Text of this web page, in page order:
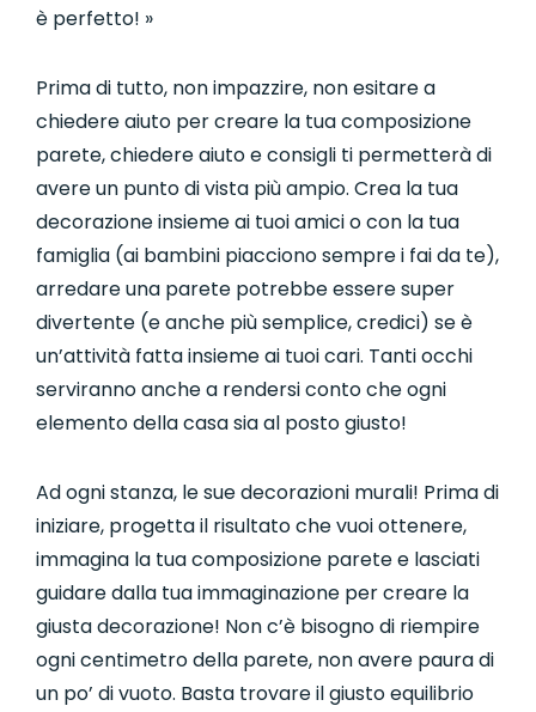
è perfetto! »
Prima di tutto, non impazzire, non esitare a
chiedere aiuto per creare la tua composizione
parete, chiedere aiuto e consigli ti permetterà di
avere un punto di vista più ampio. Crea la tua
decorazione insieme ai tuoi amici o con la tua
famiglia (ai bambini piacciono sempre i fai da te),
arredare una parete potrebbe essere super
divertente (e anche più semplice, credici) se è
un’attività fatta insieme ai tuoi cari. Tanti occhi
serviranno anche a rendersi conto che ogni
elemento della casa sia al posto giusto!
Ad ogni stanza, le sue decorazioni murali! Prima di
iniziare, progetta il risultato che vuoi ottenere,
immagina la tua composizione parete e lasciati
guidare dalla tua immaginazione per creare la
giusta decorazione! Non c’è bisogno di riempire
ogni centimetro della parete, non avere paura di
un po’ di vuoto. Basta trovare il giusto equilibrio